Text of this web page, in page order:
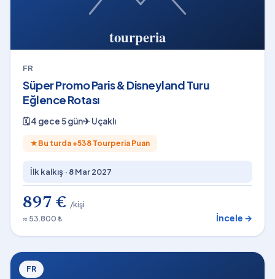
FR
Süper Promo Paris & Disneyland Turu
Eğlence Rotası
🗓4 gece 5 gün✈Uçaklı
★ Bu turda +538 Tourperia Puan
İlk kalkış · 8 Mar 2027
897 € /kişi
≈ 53.800 ₺
İncele →
FR